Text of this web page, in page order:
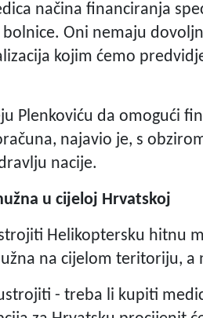
načina financiranja
Oni nemaju
kojim ćemo
Plenkoviću da omogući
najavio je, s
nacije.
u cijeloj Hrvatskoj
Helikoptersku hitnu
na cijelom teritoriju, a
- treba li kupiti